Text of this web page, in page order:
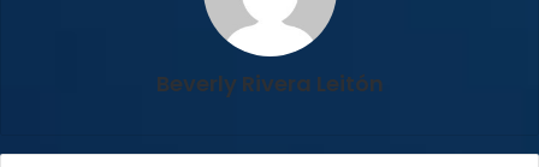
Beverly Rivera Leitón